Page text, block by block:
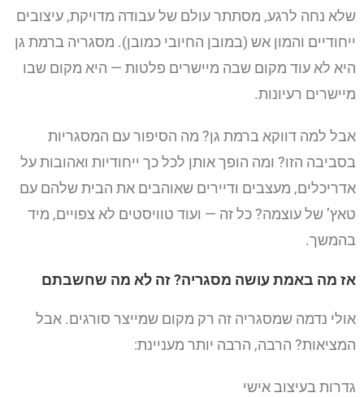
שלא נחה לרגע, מסתתר עולם של עבודה מדויקת, עיצובים
ייחודיים והמון אש (במובן החיובי כמובן). מסגריה ברמת גן
היא לא עוד מקום שבה מיישרים פלטות — היא מקום שבו
מיישרים רעיונות.
אבל למה דווקא ברמת גן? מה הסיפור עם המסגריות
בסביבה הזו? ומה הופך אותן לכל כך ייחודיות ואהובות על
אדריכלים, מעצבים ודיירים שאוהבים את הבית שלהם עם
טאץ’ של עוצמה? כל זה — ועוד טוויסטים לא צפויים, מיד
בהמשך.
אז מה באמת עושה מסגריה? זה לא מה שחשבתם
אולי נדמה שמסגריה זה רק מקום שמייצר סורגים. אבל
המציאות? הרבה, הרבה יותר מעניינת:
גדרות בעיצוב אישי